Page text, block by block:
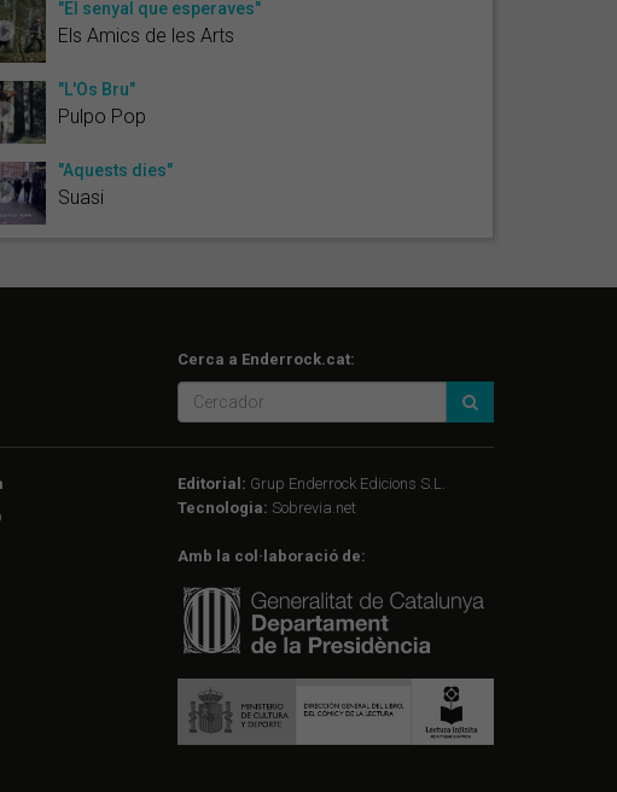
"El senyal que esperaves"
Els Amics de les Arts
"L'Ós Bru"
Pulpo Pop
"Aquests dies"
Suasi
Cerca a Enderrock.cat:
Editorial: Grup Enderrock Edicions S.L.
Tecnologia: Sobrevia.net
Amb la col·laboració de: